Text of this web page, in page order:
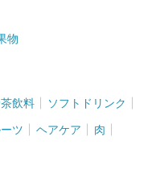
物
飲料 ソフトドリンク
ツ ヘアケア 肉